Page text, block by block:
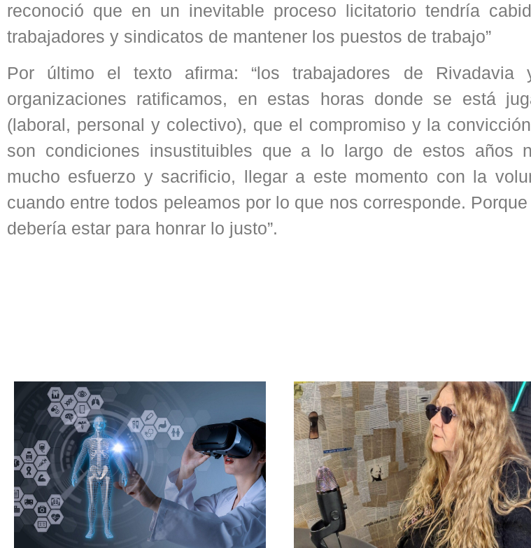
reconoció que en un inevitable proceso licitatorio tendría
trabajadores y sindicatos de mantener los puestos de trabajo”
Por último el texto afirma: “los trabajadores de
organizaciones ratificamos, en estas horas donde se está
(laboral, personal y colectivo), que el compromiso y la
son condiciones insustituibles que a lo largo de estos años
mucho esfuerzo y sacrificio, llegar a este momento con la
cuando entre todos peleamos por lo que nos corresponde.
debería estar para honrar lo justo”.